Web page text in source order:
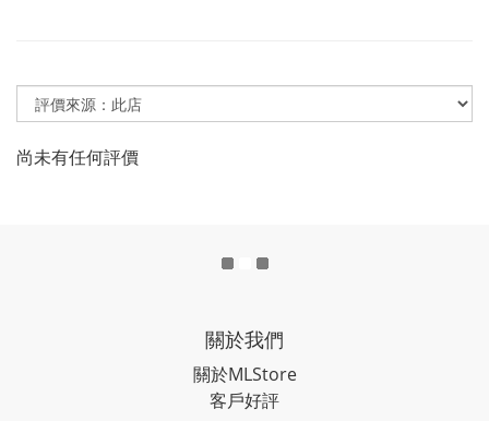
尚未有任何評價
關於我們
關於MLStore
客戶好評